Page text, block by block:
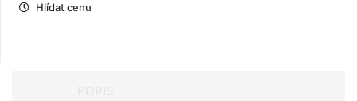
Hlídat cenu